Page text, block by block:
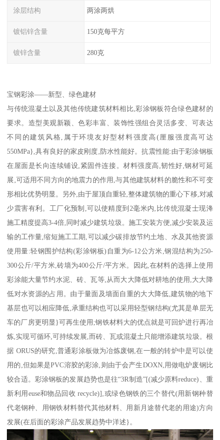
涂层结构 两涂两烘
镀铝锌含量 150克每平方
镀锌含量 280克
宝钢彩涂——新型、绿色建材
与传统混凝土以及其他传统建筑材料相比,彩涂钢板符合绿色建材的
要求。造型美观新颖、色彩丰富、装饰性强组合灵活多变、可表达
不同的建筑风格,属于环境友好型材料强度高(厘服强度高可达
550MPa},具有良好的家皮刚度,防水性能好。抗震性能:由于彩涂钢板
在屋面是长向连续铺设,紧固件连接。材料强度高,韧性好,钢材可延
展,可适用不同方向的地震力的作用,与其他建筑材料的脆性和不可变
形相比优势明显。另外,由于屋顶自重轻,整体建筑物的重心下移,对减
少震害有利。工厂化预制,可以使精度到2毫米内,比传统混凝士现洚
施工精度提高3-4倍,同时减少建筑垃圾。施工安装方便,减少安装及运
输的工作量,缩短施工工期,可以减少碳排放节约土地、水及其他资源
使用量:轻钢围护结构(彩涂钢板)自重为6-12公方米,钢混结构为250-
300公斤/平方米,砖墙为400公斤/平方米。因此,在材料的选择上使用
彩涂能大量节约水泥、砖、瓦等,从而大大降低对耕地的使用,大大降
低对水资源的占用。由于量面及墙面自重的大大降低,建筑物的地下
基层也可以相应降低,承重结构也可以采用轻型钢结构(尤其是单层无
车的厂房更明显}可再生使用;钢铁材料大的优点就是可回炉进行再冶
炼,实现可循环,可持续发展,而砖、瓦或混凝土只能增添建筑垃圾。根
据 ORUS的研究,普通彩涂板做为冶炼废钢,在一般的转炉中是可以使
用的,但如果是PVC溶胶的彩涂,则由于会产生DOXN,用做电炉废钢比
较合适。彩涂钢板的发展趋势也是往“3R制造”[(减少原料reduce)、重
新利用euse和物品回收 recycle)],或绿色钢铁的三个替代(用新钢种替
代老钢种、用钢铁材料替代其他材料、用新月途替代老的用途)方向
发展(在后面的彩涂产品发展趋势中洋述}。